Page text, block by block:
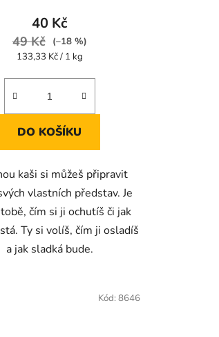
40 Kč
49 Kč
(–18 %)
Měrná
133,33 Kč / 1 kg
DO KOŠÍKU
kaši si můžeš připravit
vlastních představ. Je
čím si ji ochutíš či jak
Ty si volíš, čím ji osladíš
a jak sladká bude.
Kód: 8646